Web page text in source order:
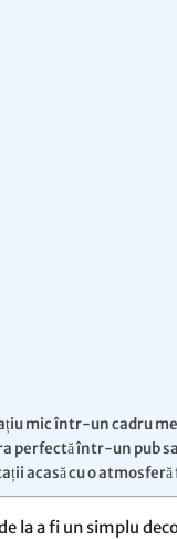
mic într-un cadru
perfectă într-un pub
acasă cu o atmosferă
la a fi un simplu